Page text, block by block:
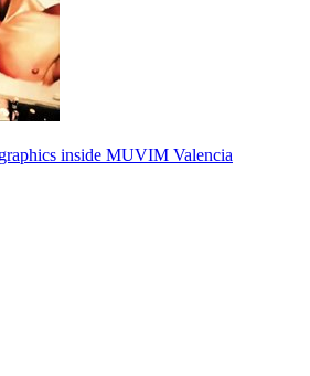
inside MUVIM Valencia